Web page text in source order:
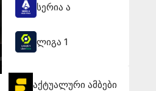
სერია ა
ლიგა 1
აქტუალური ამბები